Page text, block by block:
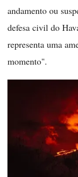
andamento ou
defesa civil do
representa uma
momento".